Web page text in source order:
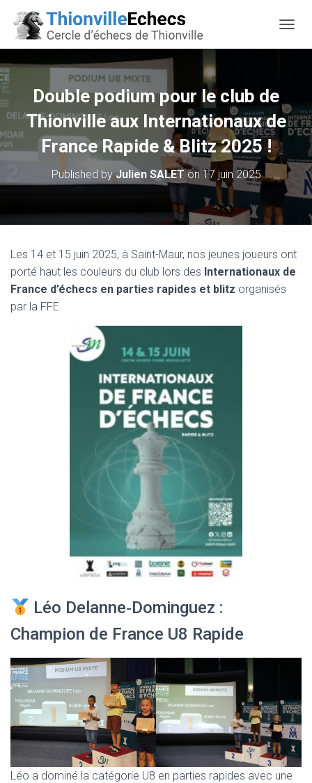
Double podium pour le club de
Thionville aux Internationaux de
France Rapide & Blitz 2025 !
Published byJulien SALETon 17 juin 2025
Les 14 et 15 juin 2025, à Saint-Maur, nos jeunes joueurs ont
porté haut les couleurs du club lors des Internationaux de
France d’échecs en parties rapides et blitz organisés
par la FFE.
Léo Delanne‑Dominguez :
Champion de France U8 Rapide
Léo a dominé la catégorie U8 en parties rapides avec une